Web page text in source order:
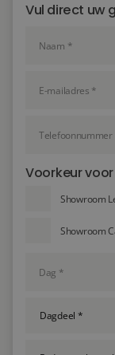
Vul direct uw
Voorkeur
Showroom
Showroom